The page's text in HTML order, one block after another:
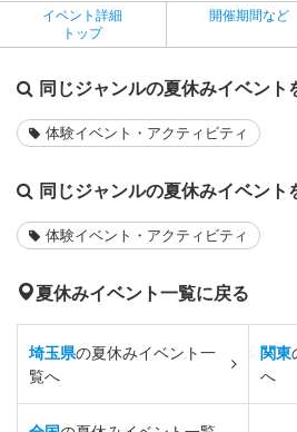
イベント詳細
トップ
開催期間など
同じジャンルの夏休みイベント
体験イベント・アクティビティ
同じジャンルの夏休みイベント
体験イベント・アクティビティ
夏休みイベント一覧に戻る
埼玉県の夏休みイベント一
覧へ
関東
へ